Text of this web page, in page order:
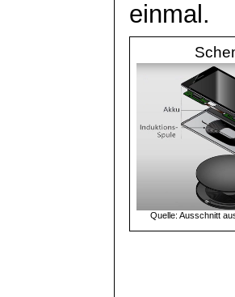
einmal.
Quelle: Ausschnitt